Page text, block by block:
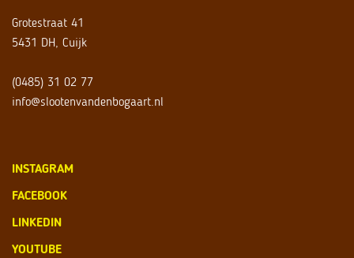
Grotestraat 41
5431 DH, Cuijk
(0485) 31 02 77
info@slootenvandenbogaart.nl
INSTAGRAM
FACEBOOK
LINKEDIN
YOUTUBE